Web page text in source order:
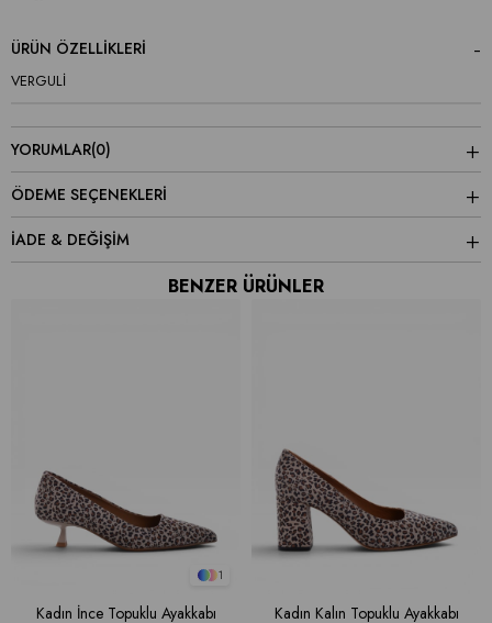
ÜRÜN ÖZELLIKLERI
VERGULİ
YORUMLAR(0)
ÖDEME SEÇENEKLERI
İADE & DEĞİŞİM
BENZER ÜRÜNLER
1
Kadın İnce Topuklu Ayakkabı Kadın Kalın Topuklu Ayakkabı